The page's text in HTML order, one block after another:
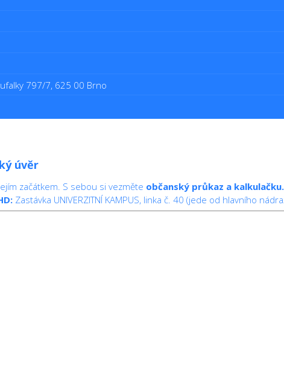
797/7, 625 00 Brno
úvěr
začátkem. S sebou si vezměte občanský průkaz a kalkulačku.
Zastávka UNIVERZITNÍ KAMPUS, linka č. 40 (jede od hlavního